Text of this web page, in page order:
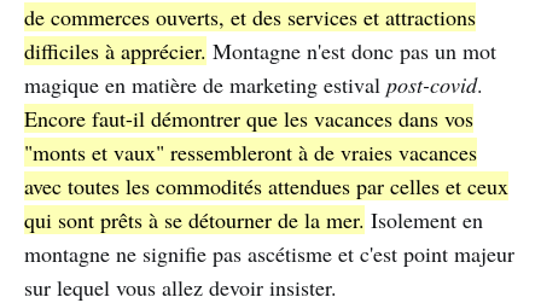
de commerces ouverts, et des services et attractions
difficiles à apprécier. Montagne n'est donc pas un mot
magique en matière de marketing estival post-covid.
Encore faut-il démontrer que les vacances dans vos
"monts et vaux" ressembleront à de vraies vacances
avec toutes les commodités attendues par celles et ceux
qui sont prêts à se détourner de la mer. Isolement en
montagne ne signifie pas ascétisme et c'est point majeur
sur lequel vous allez devoir insister.